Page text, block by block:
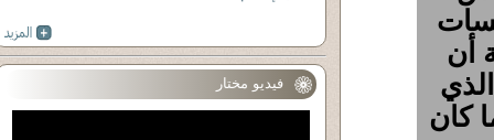
أن
كان
فيديو مختار